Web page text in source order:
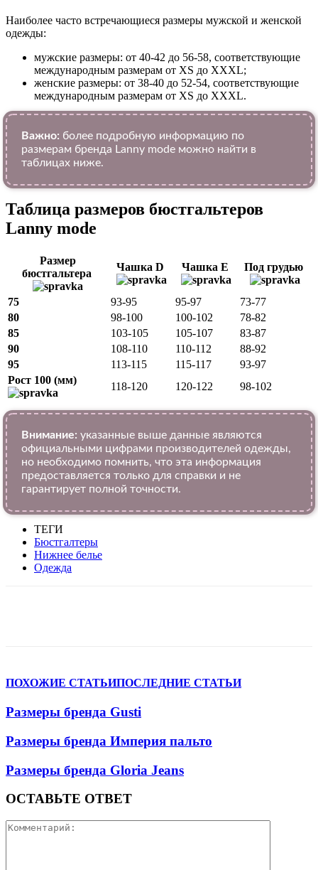
Наиболее часто встречающиеся размеры мужской и женской
одежды:
мужские размеры: от 40-42 до 56-58, соответствующие
международным размерам от XS до XXXL;
женские размеры: от 38-40 до 52-54, соответствующие
международным размерам от XS до XXXL.
Важно: более подробную информацию по
размерам бренда Lanny mode можно найти в
таблицах ниже.
Таблица размеров бюстгальтеров
Lanny mode
Размер
бюстгальтера
Чашка D Чашка E Под грудью
75 93-95 95-97
73-77
80
98-100 100-102
78-82
85
103-105 105-107
83-87
90
108-110 110-112
88-92
95
113-115 115-117
93-97
Рост 100 (мм)
118-120 120-122 98-102
Внимание: указанные выше данные являются
официальными цифрами производителей одежды,
но необходимо помнить, что эта информация
предоставляется только для справки и не
гарантирует полной точности.
ТЕГИ
Бюстгалтеры
Нижнее белье
Одежда
ПОХОЖИЕ СТАТЬИПОСЛЕДНИЕ СТАТЬИ
Размеры бренда Gusti
Размеры бренда Империя пальто
Размеры бренда Gloria Jeans
ОСТАВЬТЕ ОТВЕТ